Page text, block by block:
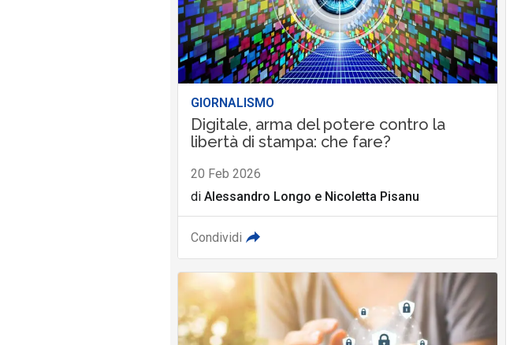
GIORNALISMO
Digitale, arma del potere contro la
libertà di stampa: che fare?
20 Feb 2026
di Alessandro Longo e Nicoletta Pisanu
Condividi